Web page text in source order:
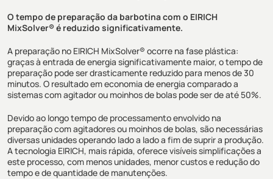
O tempo de preparação da barbotina com o EIRICH
MixSolver® é reduzido significativamente.
A preparação no EIRICH MixSolver® ocorre na fase plástica:
graças à entrada de energia significativamente maior, o tempo de
preparação pode ser drasticamente reduzido para menos de 30
minutos. O resultado em economia de energia comparado a
sistemas com agitador ou moinhos de bolas pode ser de até 50%.
Devido ao longo tempo de processamento envolvido na
preparação com agitadores ou moinhos de bolas, são necessárias
diversas unidades operando lado a lado a fim de suprir a produção.
A tecnologia EIRICH, mais rápida, oferece visíveis simplificações a
este processo, com menos unidades, menor custos e redução do
tempo e de quantidade de manutenções.